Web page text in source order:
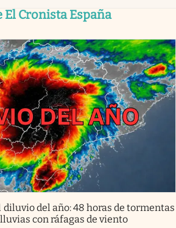
El Cronista España
diluvio del año: 48 horas de tormentas
con ráfagas de viento